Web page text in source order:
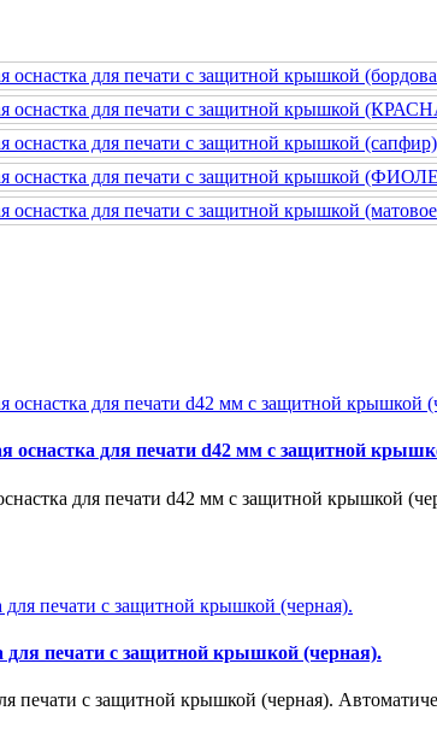
оснастка для печати d42 мм с защитной
для печати d42 мм с защитной крышкой
для печати с защитной крышкой (черная).
печати с защитной крышкой (черная).